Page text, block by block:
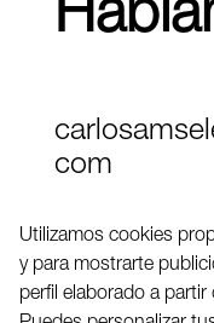
com
Twitter
LinkedIN
Utilizamos cookies
y para mostrarte
perfil elaborado a